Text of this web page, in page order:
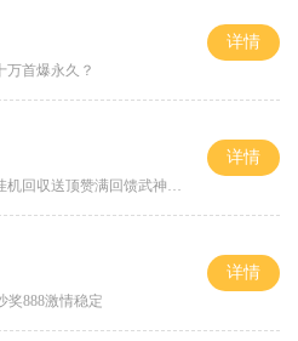
万首爆永久？
详情
回収送顶赞满回馈武神之力
详情
奖888激情稳定
详情